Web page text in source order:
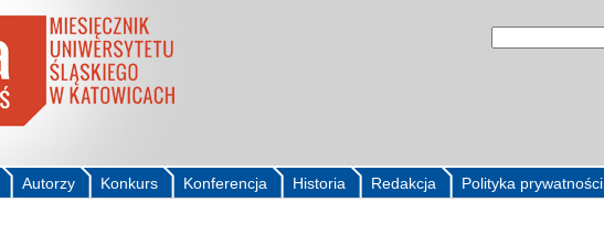
Polityka prywatności
Redakcja
Historia
Konferencja
Konkurs
Autorzy